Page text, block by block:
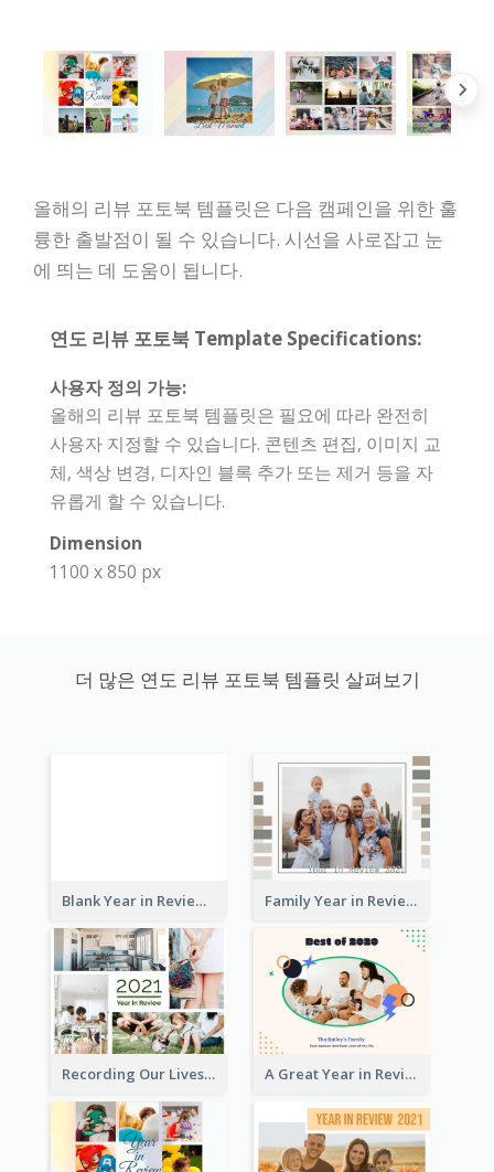
올해의 리뷰 포토북 템플릿은 다음 캠페인을 위한 훌
륭한 출발점이 될 수 있습니다. 시선을 사로잡고 눈
에 띄는 데 도움이 됩니다.
연도 리뷰 포토북 Template Specifications:
사용자 정의 가능:
올해의 리뷰 포토북 템플릿은 필요에 따라 완전히
사용자 지정할 수 있습니다. 콘텐츠 편집, 이미지 교
체, 색상 변경, 디자인 블록 추가 또는 제거 등을 자
유롭게 할 수 있습니다.
Dimension
1100 x 850 px
더 많은 연도 리뷰 포토북 템플릿 살펴보기
Blank Year in Review Photo Book Family Year in Review Photo Book
Recording Our Lives Year in Review Photo Book A Great Year in Review Photo Book